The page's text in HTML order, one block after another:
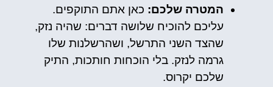
המטרה שלכם: כאן אתם התוקפים.
עליכם להוכיח שלושה דברים: שהיה נזק,
שהצד השני התרשל, ושהרשלנות שלו
גרמה לנזק. בלי הוכחות חותכות, התיק
שלכם יקרוס.